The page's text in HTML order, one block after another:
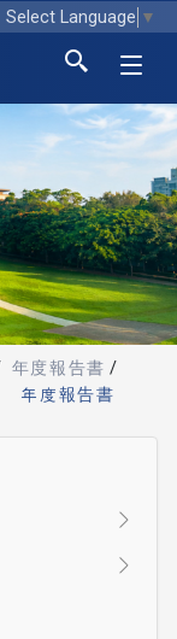
Select Language ▼
年度報告書
年度報告書